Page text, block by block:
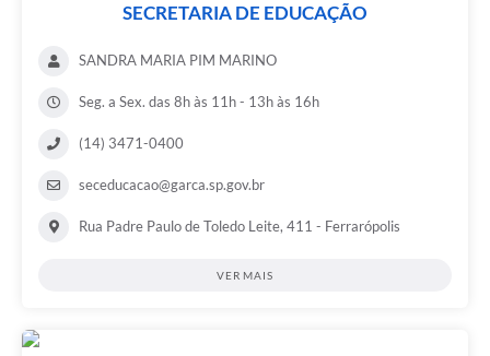
SECRETARIA DE EDUCAÇÃO
SANDRA MARIA PIM MARINO
Seg. a Sex. das 8h às 11h - 13h às 16h
(14) 3471-0400
seceducacao@garca.sp.gov.br
Rua Padre Paulo de Toledo Leite, 411 - Ferrarópolis
VER MAIS